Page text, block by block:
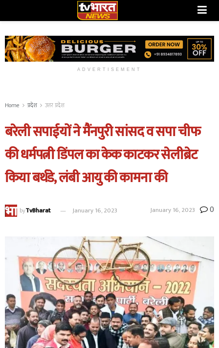
ADVERTISEMENT
Home प्रदेश उत्तर प्रदेश
बरेली सपाईयों ने मैंनपुरी सांसद व सपा चीफ
की धर्मपत्नी डिंपल का केक काटकर सेलीब्रेट
किया बर्थडे, लंबी आयु की कामना की
byTvBharat January 16, 2023 January 16, 2023 0